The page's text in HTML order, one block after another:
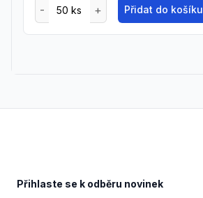
Přidat do košíku
Přihlaste se k odběru novinek